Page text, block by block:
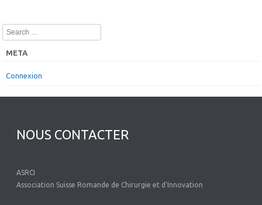
Search
META
Connexion
NOUS CONTACTER
ASRCI
Association Suisse Romande de Chirurgie et d'Innovation